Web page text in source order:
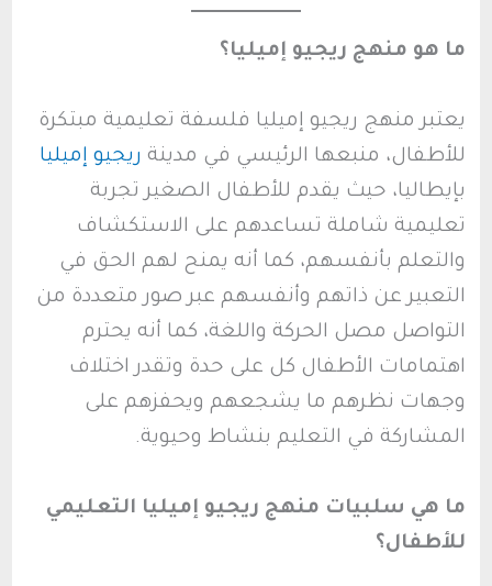
ما هو منهج ريجيو إميليا؟
يعتبر منهج ريجيو إميليا فلسفة تعليمية مبتكرة
للأطفال، منبعها الرئيسي في مدينة ريجيو إميليا
بإيطاليا، حيث يقدم للأطفال الصغير تجربة
تعليمية شاملة تساعدهم على الاستكشاف
والتعلم بأنفسهم، كما أنه يمنح لهم الحق في
التعبير عن ذاتهم وأنفسهم عبر صور متعددة من
التواصل مصل الحركة واللغة، كما أنه يحترم
اهتمامات الأطفال كل على حدة وتقدر اختلاف
وجهات نظرهم ما يشجعهم ويحفزهم على
المشاركة في التعليم بنشاط وحيوية.
ما هي سلبيات منهج ريجيو إميليا التعليمي
للأطفال؟